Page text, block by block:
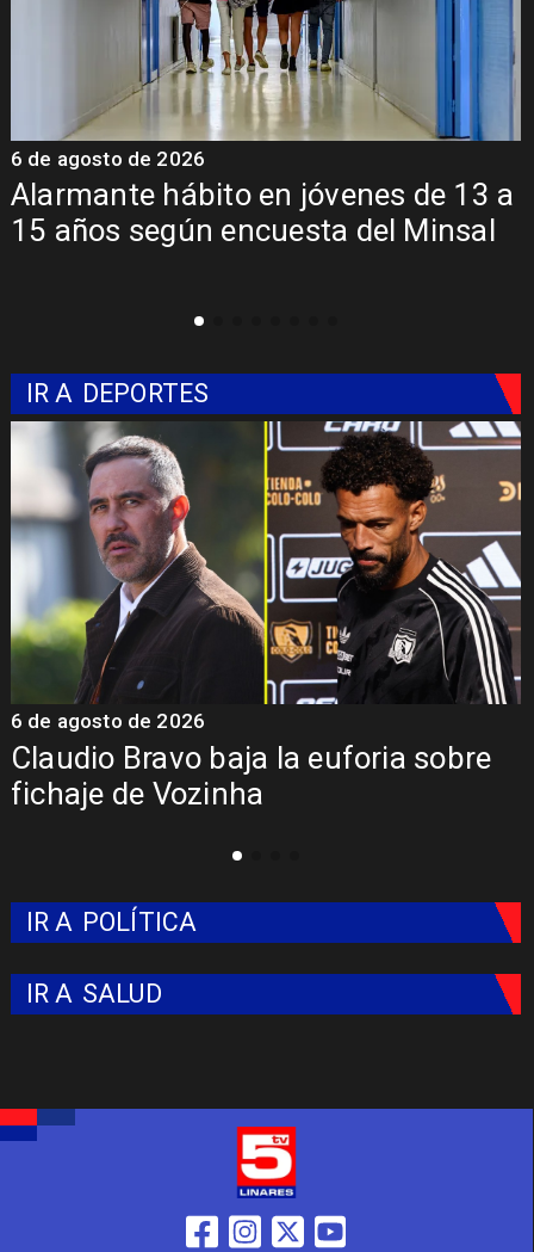
Alarmante hábito en jóvenes de 13 a
15 años según encuesta del Minsal
6 de agosto de 2026
IR A DEPORTES
Claudio Bravo baja la euforia sobre
fichaje de Vozinha
6 de agosto de 2026
IR A POLÍTICA
IR A SALUD